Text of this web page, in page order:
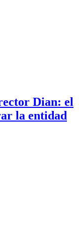
Dian: el
la entidad